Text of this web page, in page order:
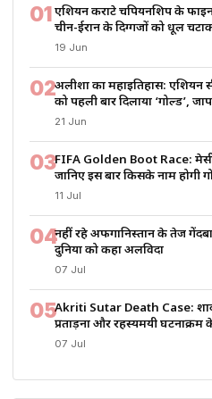
01एशियन कराटे चैंपियनशिप के
चीन-ईरान के दिग्गजों को धूल
19 Jun
02अलीशा का महाइतिहास: एशियन
को पहली बार दिलाया ‘गोल्ड’,
21 Jun
03FIFA Golden Boot Race:
जानिए इस बार किसके नाम होगी
11 Jul
04नहीं रहे अफगानिस्तान के तेज
दुनिया को कहा अलविदा
07 Jul
05Akriti Sutar Death Case:
प्रताड़ना और रहस्यमयी
07 Jul